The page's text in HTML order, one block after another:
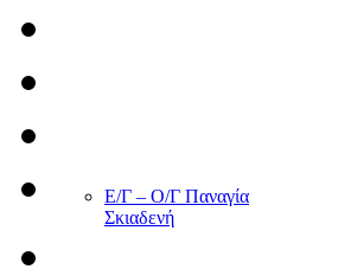
Ε/Γ – Ο/Γ Παναγία
Σκιαδενή